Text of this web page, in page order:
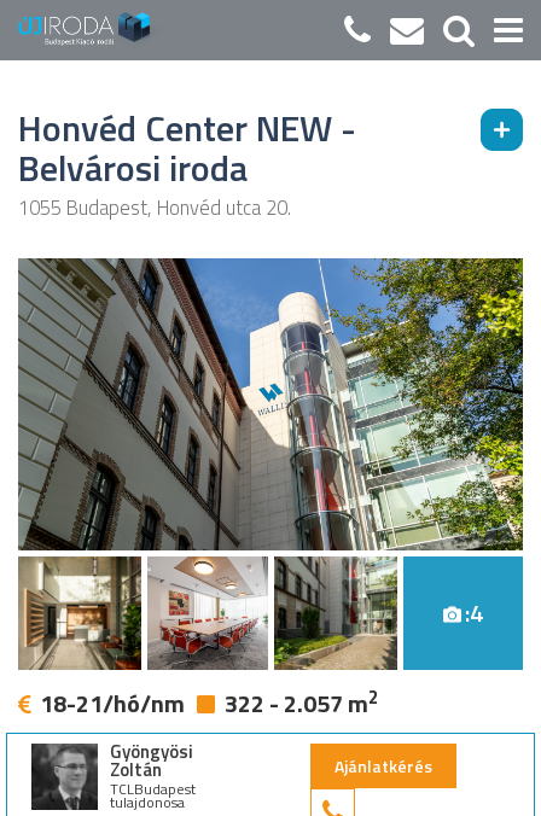
Honvéd Center NEW -
Belvárosi iroda
1055 Budapest, Honvéd utca 20.
:4
18-21/hó/nm 322 - 2.057 m2
Gyöngyösi
Zoltán
TCLBudapest
tulajdonosa
Ajánlatkérés